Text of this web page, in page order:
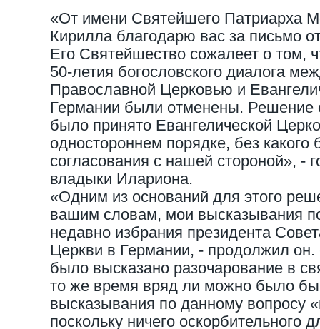
«От имени Святейшего Патриарха
Кирилла благодарю вас за письмо
Его Святейшество сожалеет о том,
50-летия богословского диалога
Православной Церковью и
Германии были отменены. Решение
было принято Евангелической
одностороннем порядке, без
согласования с нашей стороной», -
владыки Илариона.
«Одним из оснований для этого
вашим словам, мои высказывания
недавно избрания президента
Церкви в Германии, - продолжил
было высказано разочарование в
то же время вряд ли можно было бы
высказывания по данному вопросу
поскольку ничего оскорбительного